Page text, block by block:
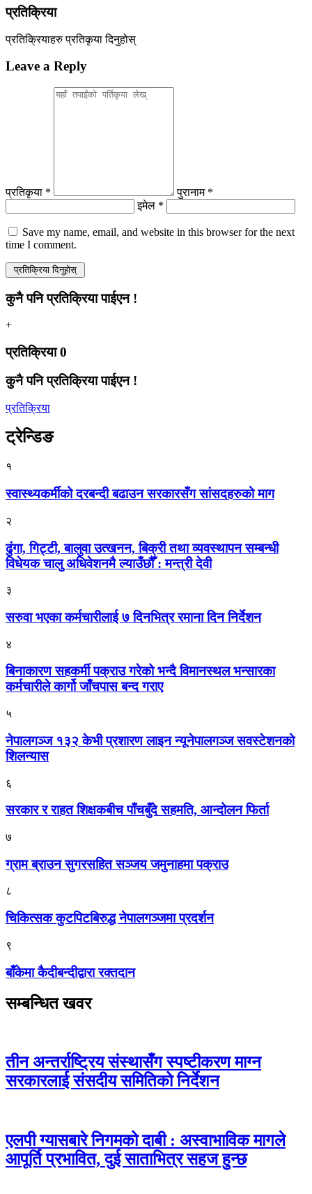
प्रतिक्रिया
प्रतिक्रियाहरुप्रतिकृया दिनुहोस्
Leave a Reply
प्रतिकृया *
पुरानाम *
इमेल *
Save my name, email, and website in this browser for the next
time I comment.
कुनै पनि प्रतिक्रिया पाईएन !
+
प्रतिक्रिया0
कुनै पनि प्रतिक्रिया पाईएन !
प्रतिक्रिया
ट्रेन्डिङ
१
स्वास्थ्यकर्मीको दरबन्दी बढाउन सरकारसँग सांसदहरुको माग
२
ढुंगा, गिट्टी, बालुवा उत्खनन, बिक्री तथा व्यवस्थापन सम्बन्धी
विधेयक चालु अधिवेशनमै ल्याउँछौँ : मन्त्री देवी
३
सरुवा भएका कर्मचारीलाई ७ दिनभित्र रमाना दिन निर्देशन
४
बिनाकारण सहकर्मी पक्राउ गरेको भन्दै विमानस्थल भन्सारका
कर्मचारीले कार्गो जाँचपास बन्द गराए
५
नेपालगञ्ज १३२ केभी प्रशारण लाइन न्यूनेपालगञ्ज सवस्टेशनको
शिलन्यास
६
सरकार र राहत शिक्षकबीच पाँचबुँदे सहमति, आन्दोलन फिर्ता
७
ग्राम ब्राउन सुगरसहित सञ्जय जमुनाहमा पक्राउ
८
चिकित्सक कुटपिटबिरुद्ध नेपालगञ्जमा प्रदर्शन
९
बाँकेमा कैदीबन्दीद्वारा रक्तदान
सम्बन्धित खवर
तीन अन्तर्राष्ट्रिय संस्थासँग स्पष्टीकरण माग्न
सरकारलाई संसदीय समितिको निर्देशन
एलपी ग्यासबारे निगमको दाबी : अस्वाभाविक मागले
आपूर्ति प्रभावित, दुई साताभित्र सहज हुन्छ